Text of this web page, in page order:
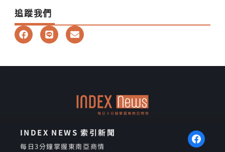
追蹤我們
F
a
b
L
i
E
n
l
INDEX NEWS 索引新聞
每日3分鐘掌握東南亞商情